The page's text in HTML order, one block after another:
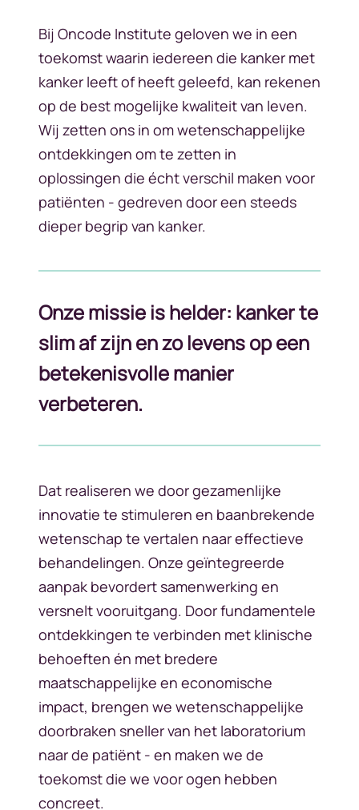
Bij Oncode Institute geloven we in een
toekomst waarin iedereen die kanker met
kanker leeft of heeft geleefd, kan rekenen
op de best mogelijke kwaliteit van leven.
Wij zetten ons in om wetenschappelijke
ontdekkingen om te zetten in
oplossingen die écht verschil maken voor
patiënten - gedreven door een steeds
dieper begrip van kanker.
Onze missie is helder: kanker te
slim af zijn en zo levens op een
betekenisvolle manier
verbeteren.
Dat realiseren we door gezamenlijke
innovatie te stimuleren en baanbrekende
wetenschap te vertalen naar effectieve
behandelingen. Onze geïntegreerde
aanpak bevordert samenwerking en
versnelt vooruitgang. Door fundamentele
ontdekkingen te verbinden met klinische
behoeften én met bredere
maatschappelijke en economische
impact, brengen we wetenschappelijke
doorbraken sneller van het laboratorium
naar de patiënt - en maken we de
toekomst die we voor ogen hebben
concreet.